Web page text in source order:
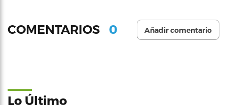
COMENTARIOS 0 Añadir comentario
Lo Último